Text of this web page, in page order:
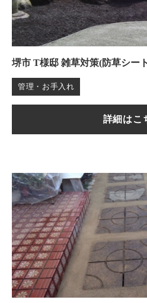
堺市 T様邸 雑草対策(防草シー
管理・お手入れ
詳細はこ